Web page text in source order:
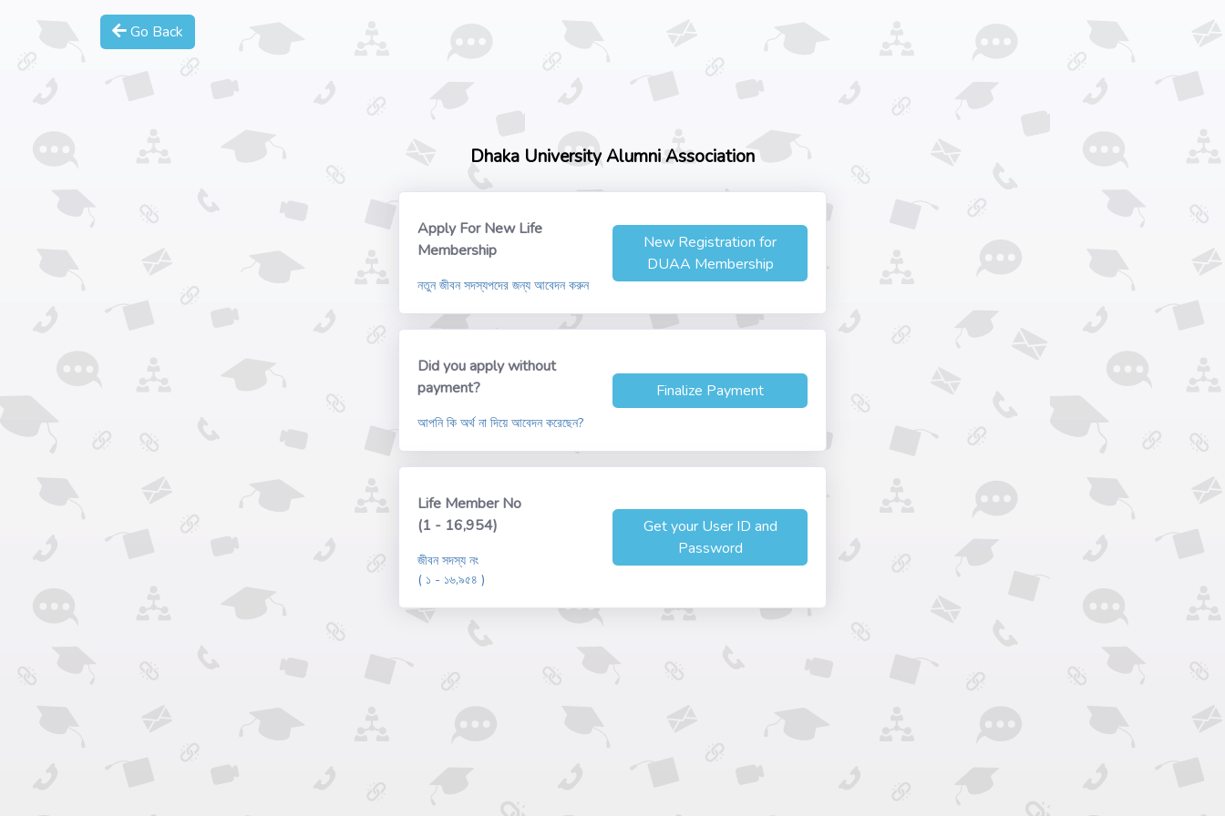
Go Back
Dhaka University Alumni Association
Apply For New Life
Membership
নতুন জীবন সদস্যপদের জন্য আবেদন করুন
New Registration for
DUAA Membership
Did you apply without
payment?
আপনি কি অর্থ না দিয়ে আবেদন করেছেন?
Finalize Payment
Life Member No
(1 - 16,954)
জীবন সদস্য নং
( ১ - ১৬,৯৫৪ )
Get your User ID and
Password